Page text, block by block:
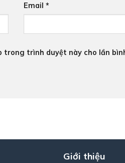
Email*
trong trình duyệt này cho lần
Giới thiệu